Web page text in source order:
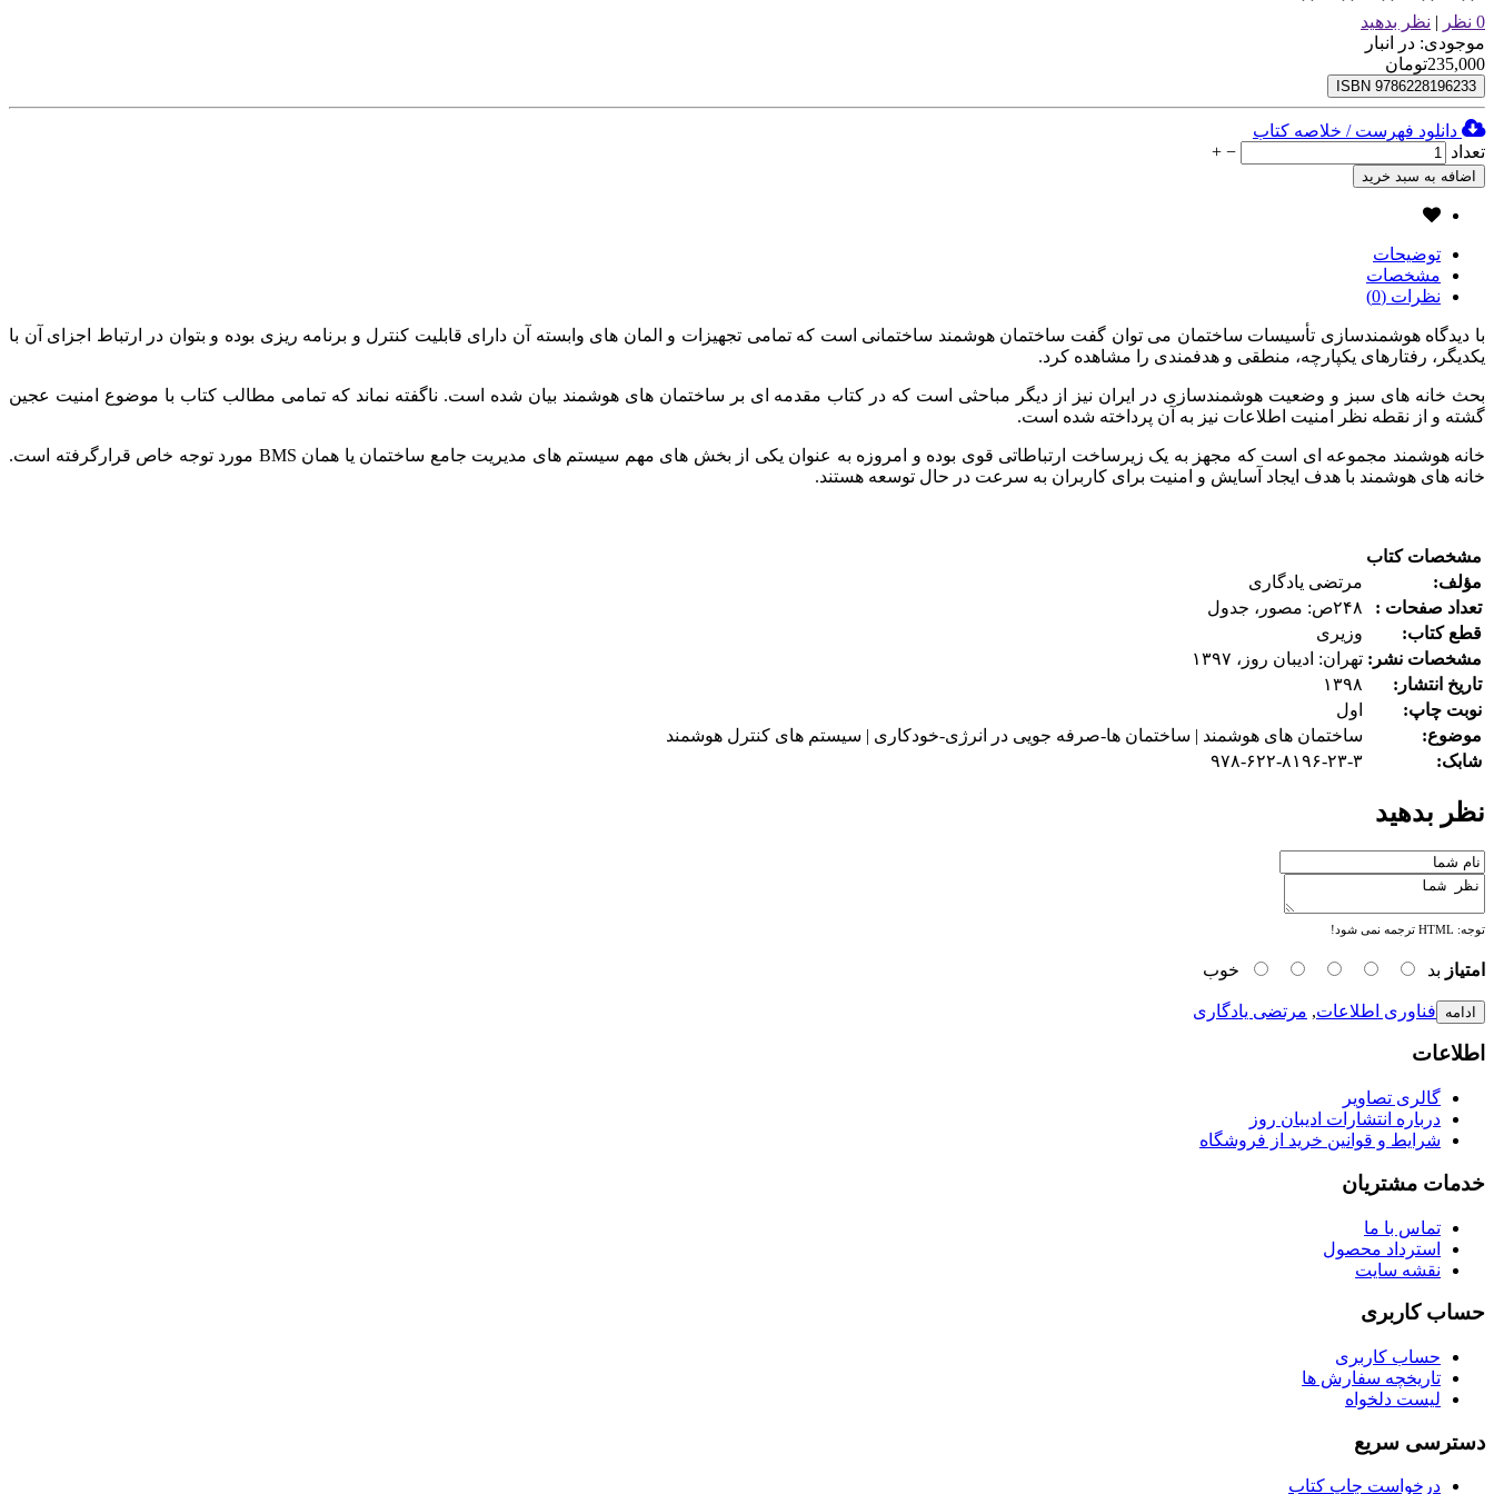
0 نظر | نظر بدهید
موجودی: در انبار
235,000تومان
ISBN 9786228196233
دانلود فهرست / خلاصه کتاب
تعداد
−
+
توضیحات
مشخصات
نظرات (0)
با دیدگاه هوشمندسازی تأسیسات ساختمان می توان گفت ساختمان هوشمند ساختمانی است که تمامی تجهیزات و المان های وابسته آن دارای قابلیت کنترل و برنامه ریزی بوده و بتوان در ارتباط اجزای آن با
یکدیگر، رفتارهای یکپارچه، منطقی و هدفمندی را مشاهده کرد.
بحث خانه های سبز و وضعیت هوشمندسازی در ایران نیز از دیگر مباحثی است که در کتاب مقدمه ای بر ساختمان های هوشمند بیان شده است. ناگفته نماند که تمامی مطالب کتاب با موضوع امنیت عجین
گشته و از نقطه نظر امنیت اطلاعات نیز به آن پرداخته شده است.
خانه هوشمند مجموعه ای است که مجهز به یک زیرساخت ارتباطاتی قوی بوده و امروزه به عنوان یکی از بخش های مهم سیستم های مدیریت جامع ساختمان یا همان BMS مورد توجه خاص قرارگرفته است.
خانه های هوشمند با هدف ایجاد آسایش و امنیت برای کاربران به سرعت در حال توسعه هستند.
مشخصات کتاب
مؤلف:
مرتضی یادگاری
تعداد صفحات :
۲۴۸ص: مصور، جدول
قطع کتاب:
وزیری
مشخصات نشر: تهران: ادیبان روز، ۱۳۹۷
تاریخ انتشار:
۱۳۹۸
نوبت چاپ:
اول
موضوع:
ساختمان های هوشمند | ساختمان ها-صرفه جویی در انرژی-خودکاری | سیستم های کنترل هوشمند
شابک:
۹۷۸-۶۲۲-۸۱۹۶-۲۳-۳
نظر بدهید
توجه:
امتیاز بد خوب
ادامه فناوری اطلاعات, مرتضی یادگاری
اطلاعات
گالری تصاویر
درباره انتشارات ادیبان روز
شرایط و قوانین خرید از فروشگاه
خدمات مشتریان
تماس با ما
استرداد محصول
نقشه سایت
حساب کاربری
حساب کاربری
تاریخچه سفارش ها
لیست دلخواه
دسترسی سریع
درخواست چاپ کتاب